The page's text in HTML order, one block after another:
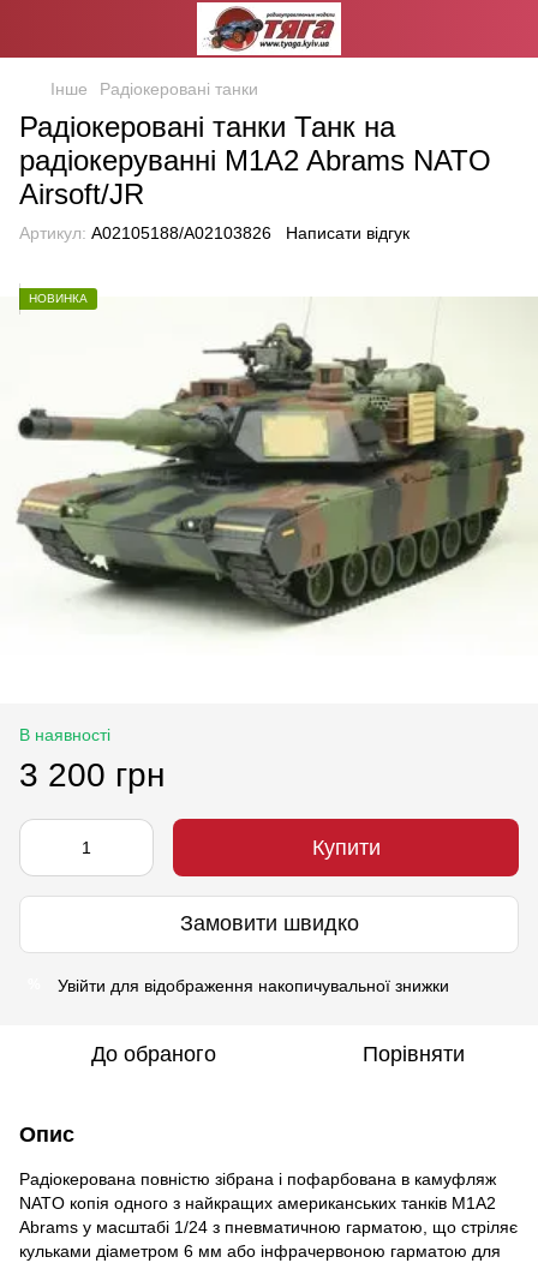
Інше Радіокеровані танки
Радіокеровані танки Танк на
радіокеруванні M1A2 Abrams NATO
Airsoft/JR
Артикул: A02105188/A02103826 Написати відгук
НОВИНКА
В наявності
3 200 грн
Купити
Замовити швидко
Увійти для відображення накопичувальної знижки
До обраного Порівняти
Опис
Радіокерована повністю зібрана і пофарбована в камуфляж
NATO копія одного з найкращих американських танків M1A2
Abrams у масштабі 1/24 з пневматичною гарматою, що стріляє
кульками діаметром 6 мм або інфрачервоною гарматою для